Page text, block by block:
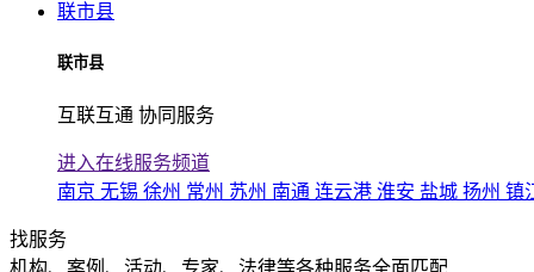
联市县
联市县
互联互通 协同服务
进入在线服务频道
南京 无锡 徐州 常州 苏州 南通 连云港 淮安 盐城 扬州 镇
找服务